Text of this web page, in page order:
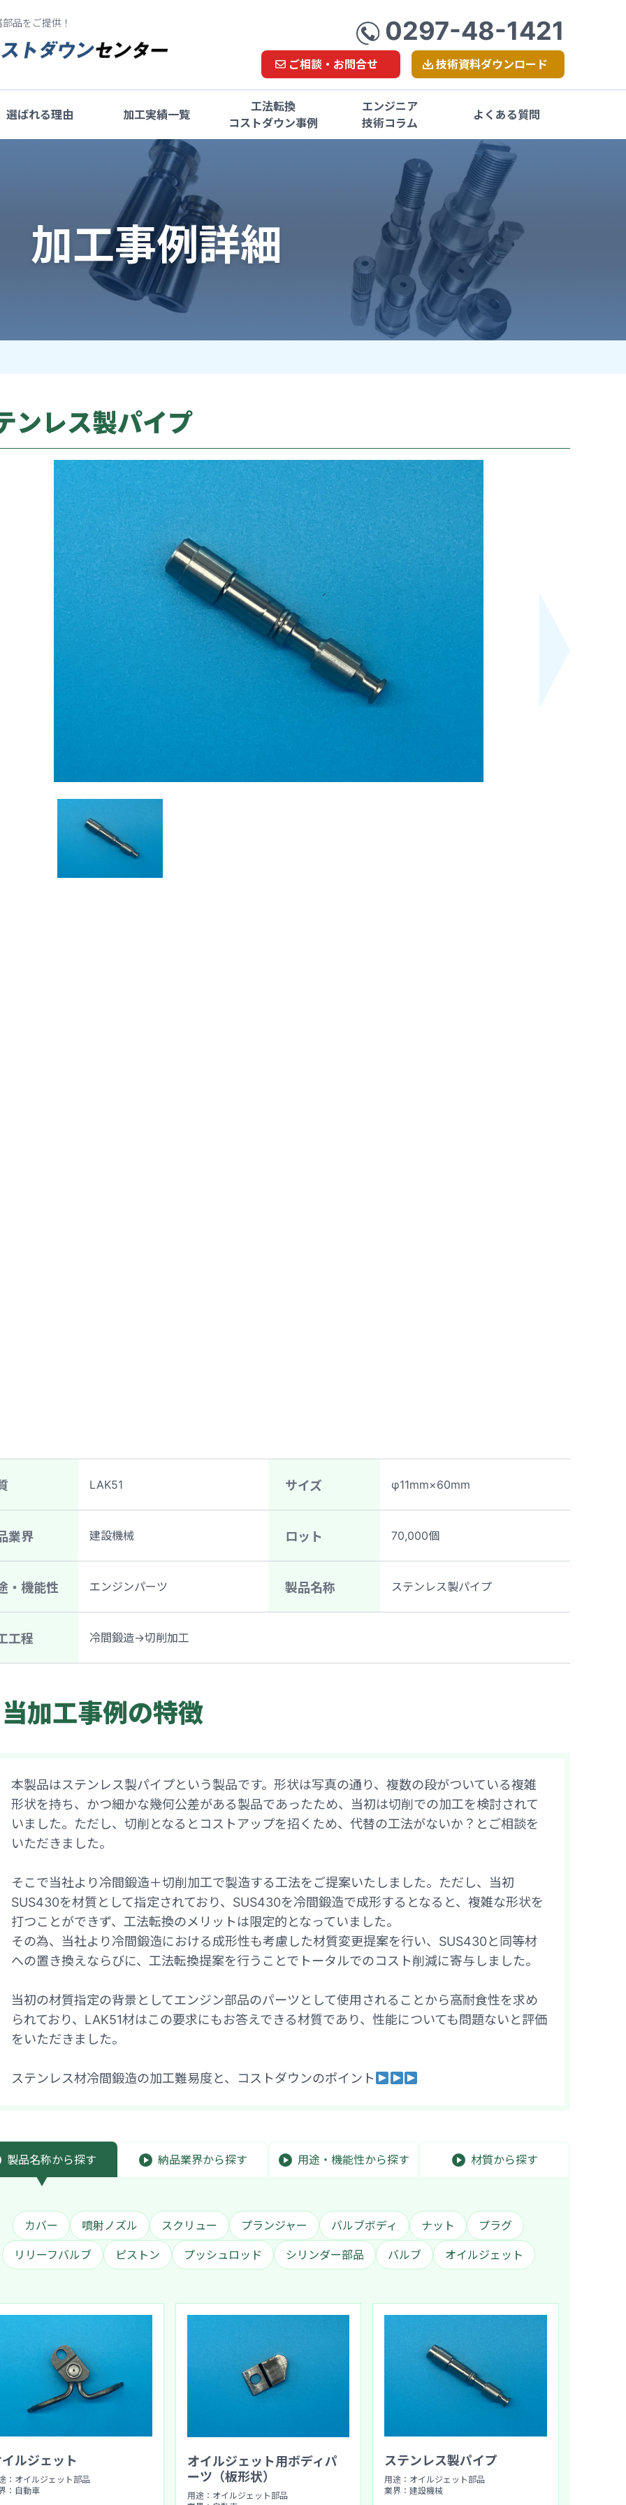
品をご提供！ 0297-48-1421
ご相談・お問合せ 技術資料ダウンロード
選ばれる理由 加工実績一覧
工法転換
コストダウン事例
エンジニア
技術コラム
よくある質問
加工事例詳細
ンレス製パイプ
LAK51 サイズ φ11mm×60mm
業界 建設機械 ロット 70,000個
・機能性 エンジンパーツ 製品名称 ステンレス製パイプ
工程 冷間鍛造→切削加工
当加工事例の特徴
本製品はステンレス製パイプという製品です。形状は写真の通り、複数の段がついている複雑
形状を持ち、かつ細かな幾何公差がある製品であったため、当初は切削での加工を検討されて
いました。ただし、切削となるとコストアップを招くため、代替の工法がないか？とご相談を
いただきました。
そこで当社より冷間鍛造＋切削加工で製造する工法をご提案いたしました。ただし、当初
SUS430を材質として指定されており、SUS430を冷間鍛造で成形するとなると、複雑な形状を
打つことができず、工法転換のメリットは限定的となっていました。
その為、当社より冷間鍛造における成形性も考慮した材質変更提案を行い、SUS430と同等材
への置き換えならびに、工法転換提案を行うことでトータルでのコスト削減に寄与しました。
当初の材質指定の背景としてエンジン部品のパーツとして使用されることから高耐食性を求め
られており、LAK51材はこの要求にもお答えできる材質であり、性能についても問題ないと評価
をいただきました。
ステンレス材冷間鍛造の加工難易度と、コストダウンのポイント
製品名称から探す 納品業界から探す 用途・機能性から探す 材質から探す
カバー 噴射ノズル スクリュー プランジャー バルブボディ ナット プラグ
リリーフバルブ ピストン プッシュロッド シリンダー部品 バルブ オイルジェット
ルジェット
：オイルジェット部品
：自動車
オイルジェット用ボディパ
ーツ（板形状）
用途：オイルジェット部品
ステンレス製パイプ
用途：オイルジェット部品
業界：建設機械